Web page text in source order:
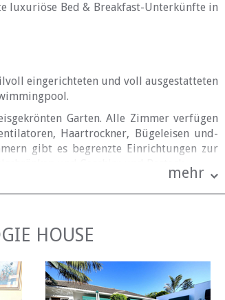
luxuriöse Bed & Breakfast-Unterkünfte in
eingerichteten und voll ausgestatteten
Garten. Alle Zimmer verfügen
Haartrockner, Bügeleisen und-
gibt es begrenzte Einrichtungen zur
Flughafen und Entertainment-Komplex,
mehr
HOUSE